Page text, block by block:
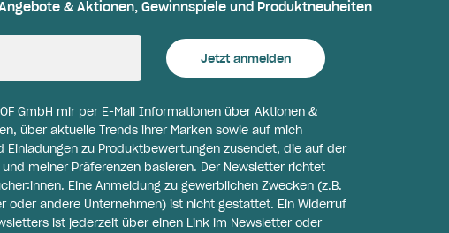
& Aktionen, Gewinnspiele und Produktneuheiten
Jetzt anmelden
GmbH mir per E-Mail Informationen über Aktionen &
über aktuelle Trends ihrer Marken sowie auf mich
Einladungen zu Produktbewertungen zusendet, die auf der
meiner Präferenzen basieren. Der Newsletter richtet
Eine Anmeldung zu gewerblichen Zwecken (z.B.
oder andere Unternehmen) ist nicht gestattet. Ein Widerruf
ist jederzeit über einen Link im Newsletter oder